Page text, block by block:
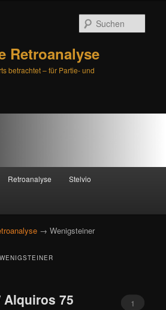
Retroanalyse
betrachtet – für Partie- und
Retroanalyse Stelvio
→ Wenigsteiner
WENIGSTEINER
Alquiros 75 1